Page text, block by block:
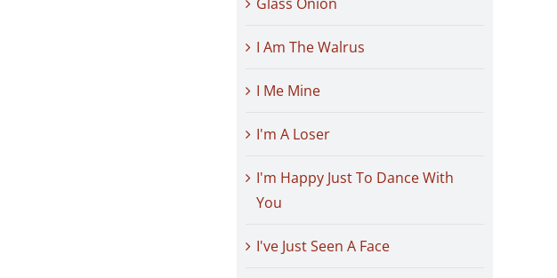
I Am The Walrus
I Me Mine
I'm A Loser
I'm Happy Just To Dance With
You
I've Just Seen A Face